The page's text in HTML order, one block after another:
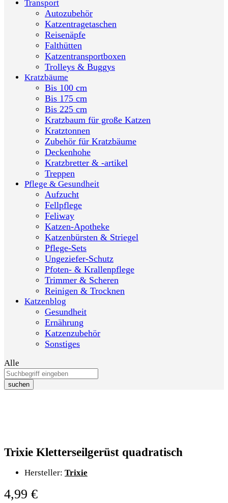
Transport
Autozubehör
Katzentragetaschen
Reisenäpfe
Falthütten
Katzentransportboxen
Trolleys & Buggys
Kratzbäume
Bis 100 cm
Bis 175 cm
Bis 225 cm
Kratzbaum für große Katzen
Kratztonnen
Zubehör für Kratzbäume
Deckenhohe
Kratzbretter & -artikel
Treppen
Pflege & Gesundheit
Aufzucht
Fellpflege
Feliway
Katzen-Apotheke
Katzenbürsten & Striegel
Pflege-Sets
Ungeziefer-Schutz
Pfoten- & Krallenpflege
Trimmer & Scheren
Reinigen & Trocknen
Katzenblog
Gesundheit
Ernährung
Katzenzubehör
Sonstiges
Alle
suchen
Trixie Kletterseilgerüst quadratisch
Hersteller: Trixie
4,99 €